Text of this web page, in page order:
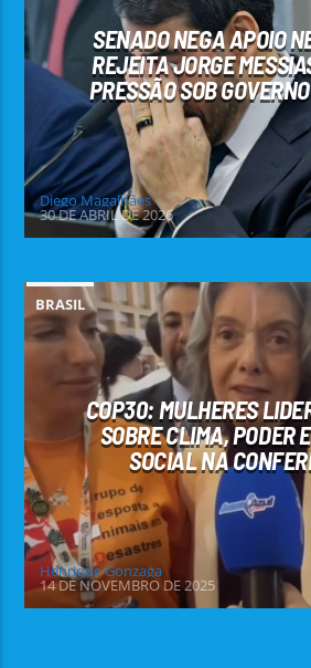
SENADO NEGA APOIO
REJEITA JORGE
PRESSÃO SOB
Diego Magalhães
30 DE ABRIL DE 2026
BRASIL
COP30: MULHERES
SOBRE CLIMA, PODER
SOCIAL NA
Henrique Gonzaga
14 DE NOVEMBRO DE 2025